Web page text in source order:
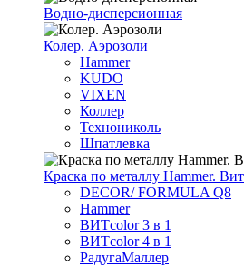
Водно-дисперсионная
Колер. Аэрозоли
Hammer
KUDO
VIXEN
Коллер
Технониколь
Шпатлевка
Краска по металлу Hammer.
DECOR/ FORMULA Q8
Hammer
ВИТcolor 3 в 1
ВИТcolor 4 в 1
РадугаМаллер